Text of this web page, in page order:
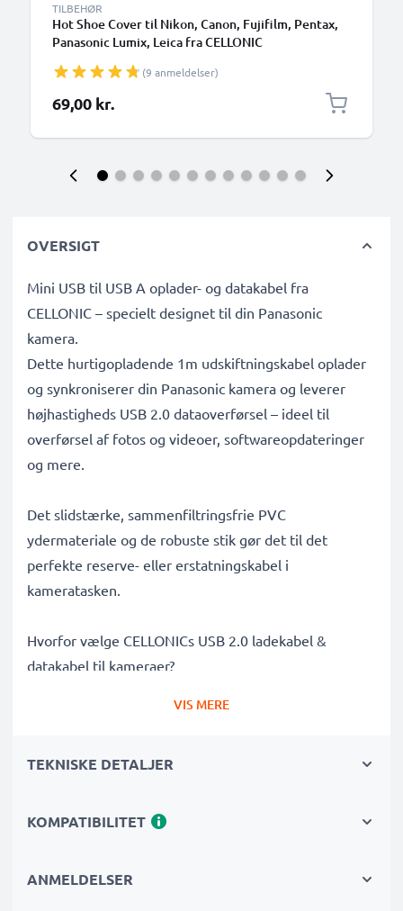
TILBEHØR
Hot Shoe Cover til Nikon, Canon, Fujifilm, Pentax,
Panasonic Lumix, Leica fra CELLONIC
(9 anmeldelser)
69,00 kr.
OVERSIGT
Mini USB til USB A oplader- og datakabel fra
CELLONIC – specielt designet til din Panasonic
kamera.
Dette hurtigopladende 1m udskiftningskabel oplader
og synkroniserer din Panasonic kamera og leverer
højhastigheds USB 2.0 dataoverførsel – ideel til
overførsel af fotos og videoer, softwareopdateringer
og mere.
Det slidstærke, sammenfiltringsfrie PVC
ydermateriale og de robuste stik gør det til det
perfekte reserve- eller erstatningskabel i
kameratasken.
Hvorfor vælge CELLONICs USB 2.0 ladekabel &
datakabel til kameraer?
perfekt til overførsel af billeder og videoer til
✔Stærk og fleksibel konstruktion
VIS MERE
TEKNISKE DETALJER
KOMPATIBILITET
ANMELDELSER